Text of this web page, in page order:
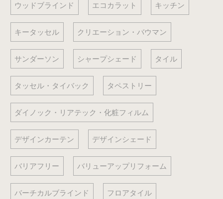
ウッドブラインド エコカラット キッチン
キータッセル クリエーション・バウマン
サンダーソン シャープシェード タイル
タッセル・タイバック タペストリー
ダイノック・リアテック・化粧フィルム
デザインカーテン デザインシェード
バリアフリー バリューアップリフォーム
バーチカルブラインド フロアタイル